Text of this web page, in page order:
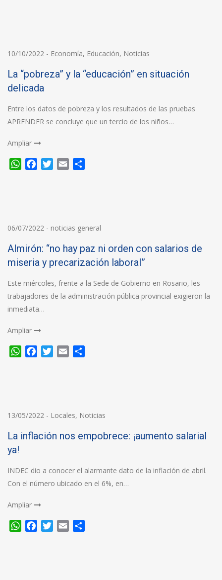
10/10/2022 - Economía, Educación, Noticias
La “pobreza” y la “educación” en situación
delicada
Entre los datos de pobreza y los resultados de las pruebas
APRENDER se concluye que un tercio de los niños…
Ampliar
WhatsApp
FacebookTwitter
Email
06/07/2022 - noticias general
Almirón: “no hay paz ni orden con salarios de
miseria y precarización laboral”
Este miércoles, frente a la Sede de Gobierno en Rosario, les
trabajadores de la administración pública provincial exigieron la
inmediata…
Ampliar
WhatsApp
FacebookTwitter
Email
13/05/2022 - Locales, Noticias
La inflación nos empobrece: ¡aumento salarial
ya!
INDEC dio a conocer el alarmante dato de la inflación de abril.
Con el número ubicado en el 6%, en…
Ampliar
WhatsApp
FacebookTwitter
Email